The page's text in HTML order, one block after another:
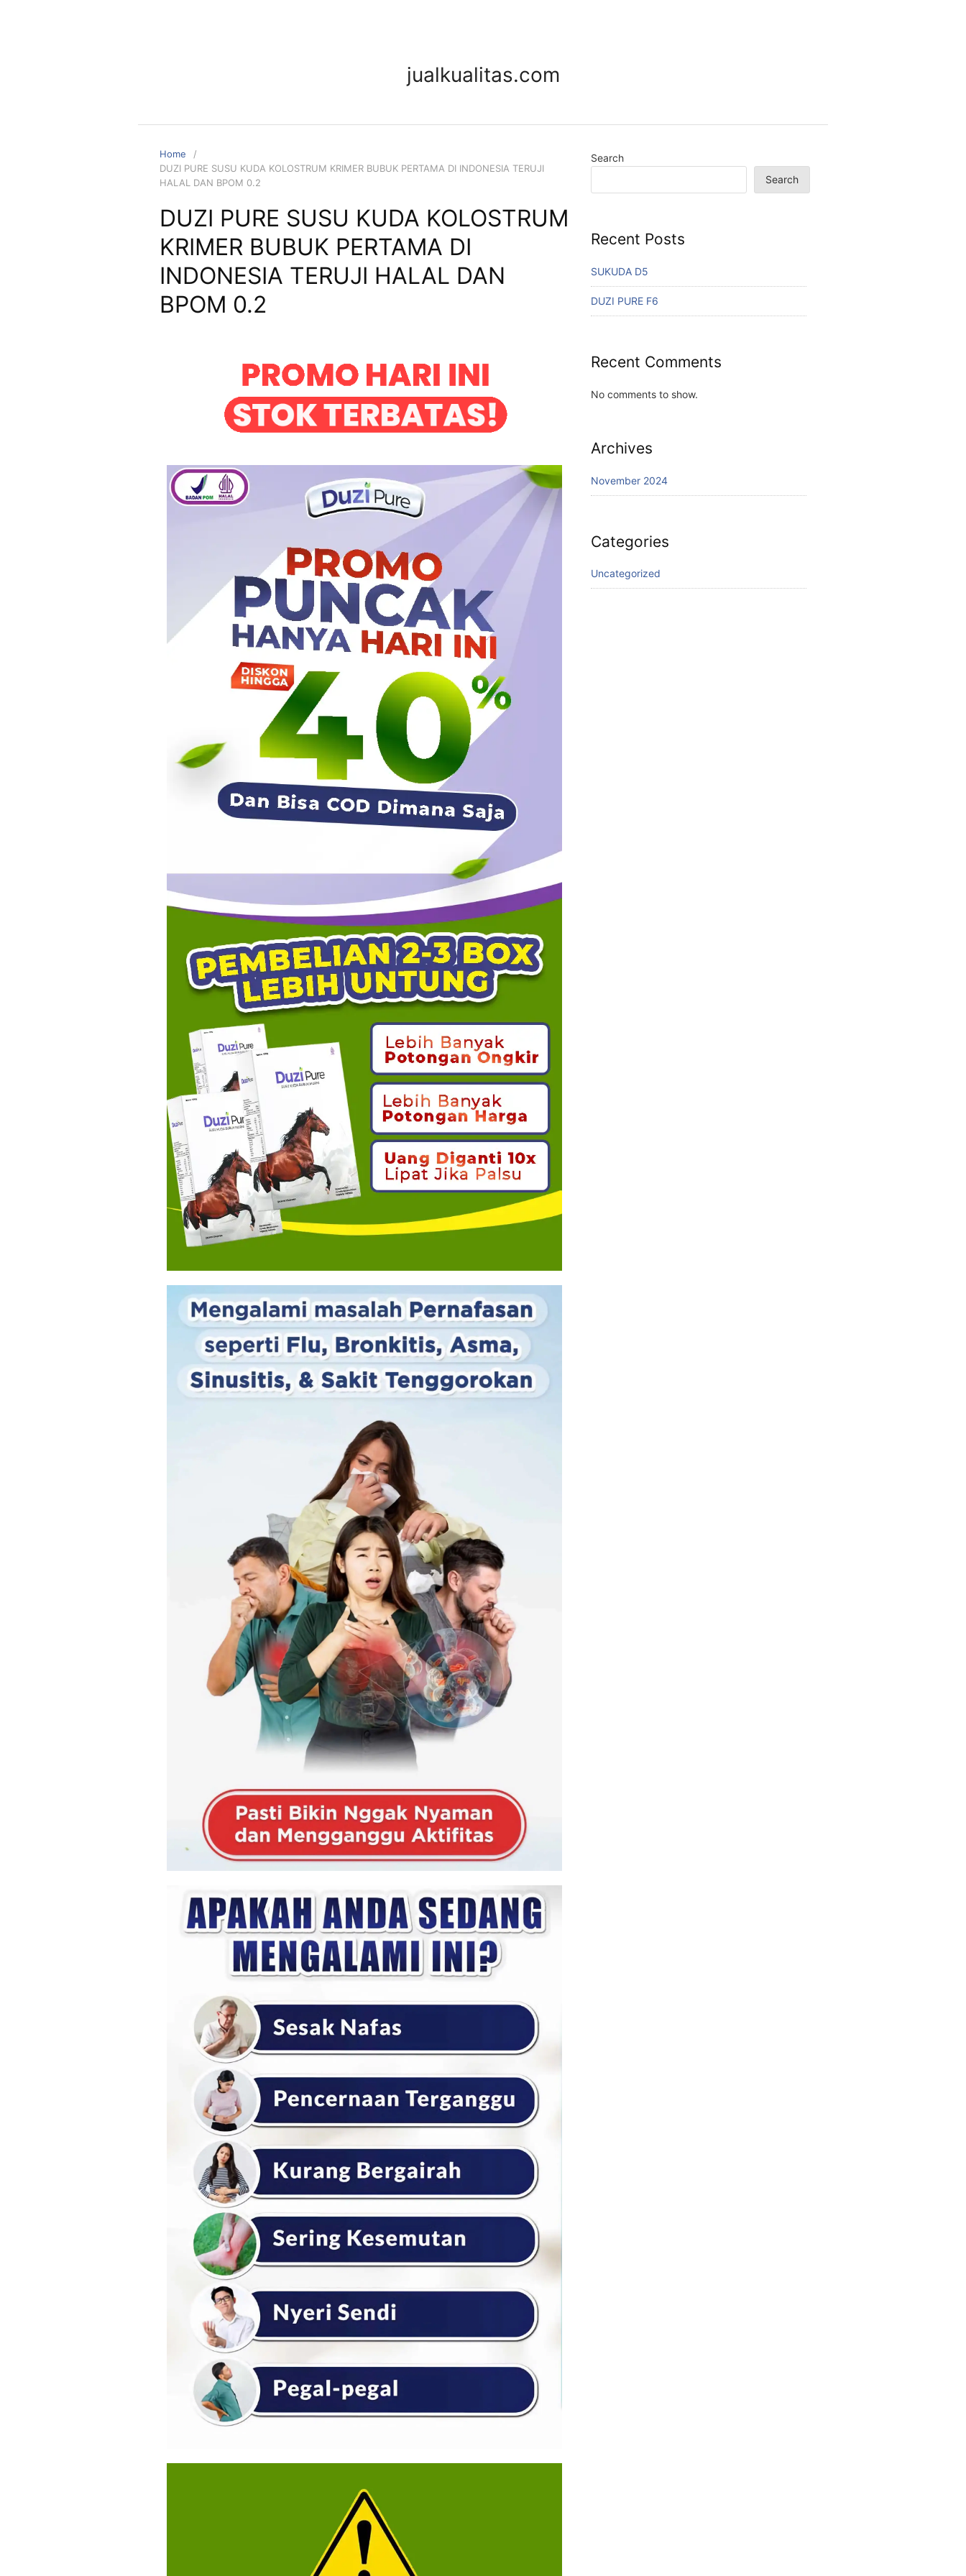
jualkualitas.com
Home
DUZI PURE SUSU KUDA KOLOSTRUM KRIMER BUBUK PERTAMA DI INDONESIA TERUJI
HALAL DAN BPOM 0.2
DUZI PURE SUSU KUDA KOLOSTRUM
KRIMER BUBUK PERTAMA DI
INDONESIA TERUJI HALAL DAN
BPOM 0.2
Search
Search
Recent Posts
SUKUDA D5
DUZI PURE F6
Recent Comments
No comments to show.
Archives
November 2024
Categories
Uncategorized